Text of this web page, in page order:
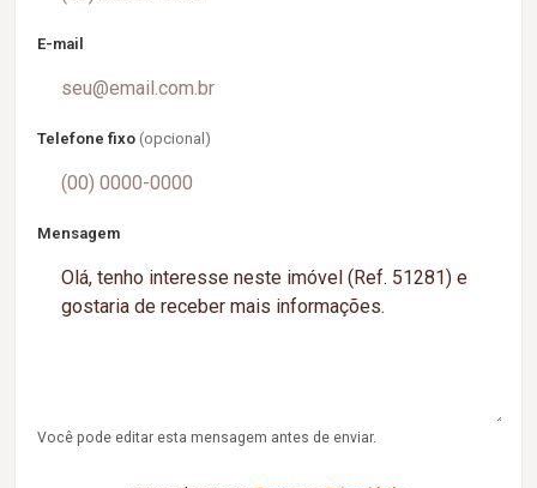
E-mail
Telefone fixo (opcional)
Mensagem
Você pode editar esta mensagem antes de enviar.